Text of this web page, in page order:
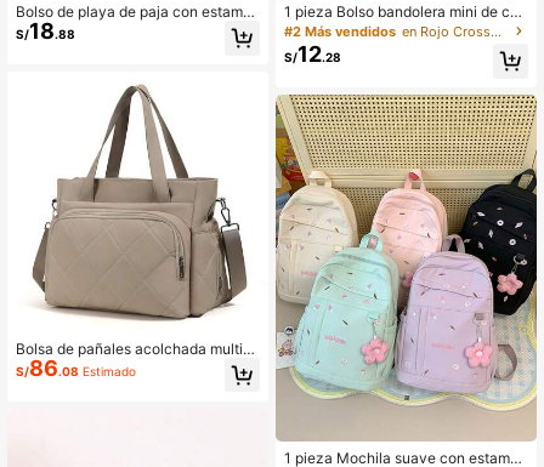
Bolso de playa de paja con estamp
ado floral mini, bolso de hombro de
moda para niñas
S/18.88
Bolsa de pañales acolchada multifu
ncional, bolso de mano y bandolera
de gran capacidad para madre y be
S/86.08 Estimado
1 pieza Bolso bandolera mini de cue
ro PU con cierre de cremallera, dise
ño lindo y de moda con fresa de str
ass para uso diario
#2 Más vendidos en Rojo Crossbody de mujer
S/12.28
1 pieza Mochila suave con estampa